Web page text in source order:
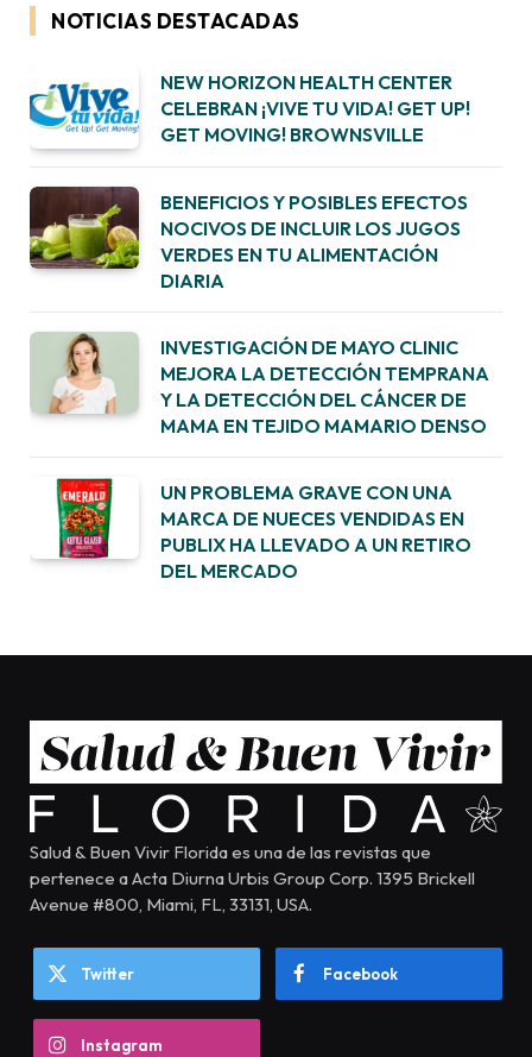
NOTICIAS DESTACADAS
NEW HORIZON HEALTH CENTER
CELEBRAN ¡VIVE TU VIDA! GET UP!
GET MOVING! BROWNSVILLE
BENEFICIOS Y POSIBLES EFECTOS
NOCIVOS DE INCLUIR LOS JUGOS
VERDES EN TU ALIMENTACIÓN
DIARIA
INVESTIGACIÓN DE MAYO CLINIC
MEJORA LA DETECCIÓN TEMPRANA
Y LA DETECCIÓN DEL CÁNCER DE
MAMA EN TEJIDO MAMARIO DENSO
UN PROBLEMA GRAVE CON UNA
MARCA DE NUECES VENDIDAS EN
PUBLIX HA LLEVADO A UN RETIRO
DEL MERCADO
Salud & Buen Vivir Florida es una de las revistas que
pertenece a Acta Diurna Urbis Group Corp. 1395 Brickell
Avenue #800, Miami, FL, 33131, USA.
Twitter Facebook
Instagram